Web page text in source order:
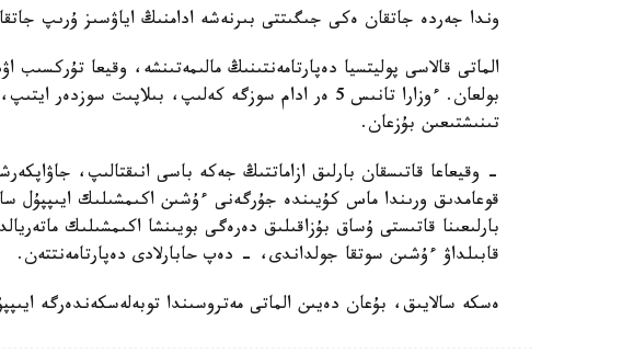
وندا جەردە جاتقان ەكى جىگىتتى بىرنەشە ادامنىڭ اياۋسىز ۇرىپ
بولعان. ءوزارا تانىس 5 ەر ادام سوزگە كەلىپ، بىلاپىت
تىنىشتىعىن بۇزعان.
- وقيعاعا قاتىسقان بارلىق ازاماتتىڭ جەكە باسى انىقتالىپ،
قوعامدىق ورىندا ماس كۇيىندە جۇرگەنى ءۇشىن اكىمشىلىك ايىپپۇل
بارلىعىنا قاتىستى ۇساق بۇزاقىلىق دەرەگى بويىنشا اكىمشىلىك
قابىلداۋ ءۇشىن سوتقا جولداندى، - دەپ حابارلادى دەپارتامەنتتەن.
ەسكە سالايىق، بۇعان دەيىن الماتى مەتروسىندا توبەلەسكەندەرگە